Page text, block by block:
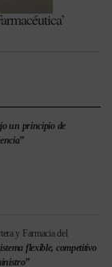
un principio de
y Farmacia del
flexible, competitivo